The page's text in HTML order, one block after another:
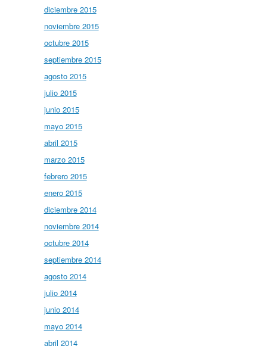
diciembre 2015
noviembre 2015
octubre 2015
septiembre 2015
agosto 2015
julio 2015
junio 2015
mayo 2015
abril 2015
marzo 2015
febrero 2015
enero 2015
diciembre 2014
noviembre 2014
octubre 2014
septiembre 2014
agosto 2014
julio 2014
junio 2014
mayo 2014
abril 2014